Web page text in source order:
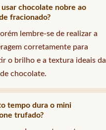
usar chocolate nobre ao
fracionado?
lembre-se de realizar a
corretamente para
o brilho e a textura ideais da
chocolate.
tempo dura o mini
trufado?